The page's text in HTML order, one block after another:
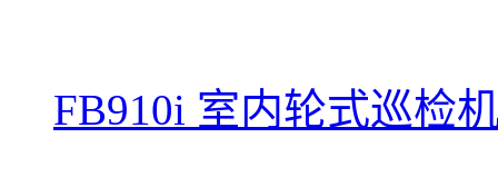
FB910i 室内轮式巡检